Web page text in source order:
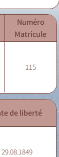
Numéro
Matricule
115
de liberté
29.08.1849